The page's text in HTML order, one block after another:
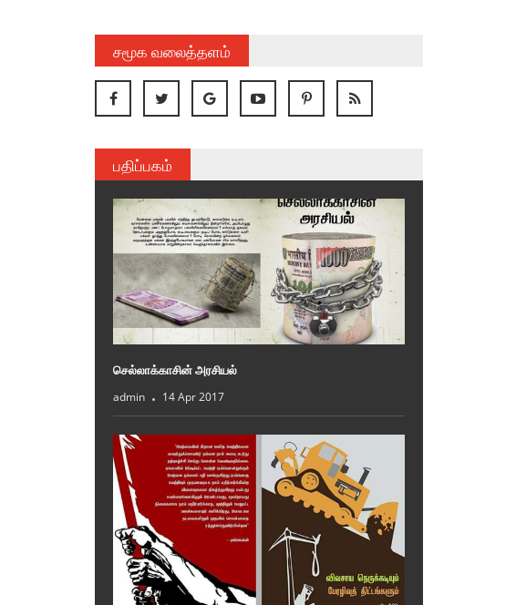
சமூக வலைத்தளம்
பதிப்பகம்
செல்லாக்காசின் அரசியல்
admin 14 Apr 2017